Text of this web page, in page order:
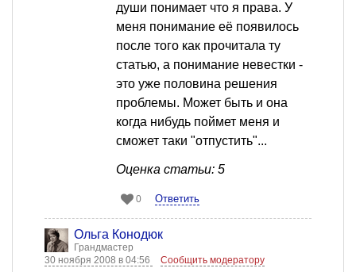
души понимает что я права. У
меня понимание её появилось
после того как прочитала ту
статью, а понимание невестки -
это уже половина решения
проблемы. Может быть и она
когда нибудь поймет меня и
сможет таки "отпустить"...
Оценка статьи: 5
0 Ответить
Ольга Конодюк
Грандмастер
30 ноября 2008 в 04:56
Сообщить модератору